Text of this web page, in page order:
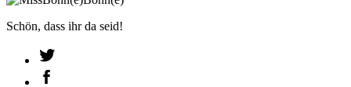
Schön, dass ihr da seid!